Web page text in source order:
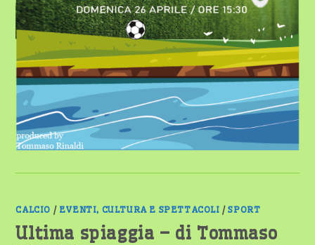
CALCIO / EVENTI, CULTURA E SPETTACOLI /SPORT
Ultima spiaggia – di Tommaso